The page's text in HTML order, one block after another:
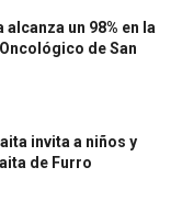
un 98% en la
de San
invita a niños y
de Furro